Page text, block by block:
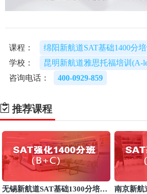
课程：
绵阳新航道SAT基础1400分
学校：
昆明新航道雅思托福培训(A-
咨询电话：
400-0929-859
推荐课程
无锡新航道SAT基础1300分培训
南京新航